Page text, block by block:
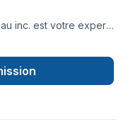
inc. est votre expert
ménager,
Margelle,
les secteurs de Centre